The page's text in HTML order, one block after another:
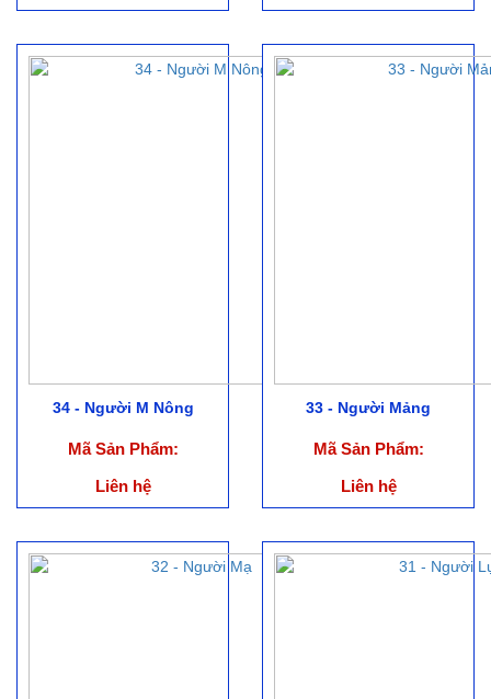
34 - Người M Nông
Mã Sản Phẩm:
Liên hệ
33 - Người Mảng
Mã Sản Phẩm:
Liên hệ